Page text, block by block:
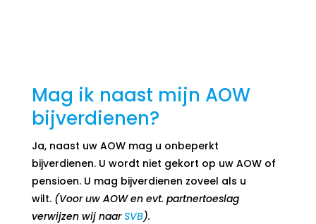
Mag ik naast mijn AOW
bijverdienen?
Ja, naast uw AOW mag u onbeperkt
bijverdienen. U wordt niet gekort op uw AOW of
pensioen. U mag bijverdienen zoveel als u
wilt. (Voor uw AOW en evt. partnertoeslag
verwijzen wij naarSVB).